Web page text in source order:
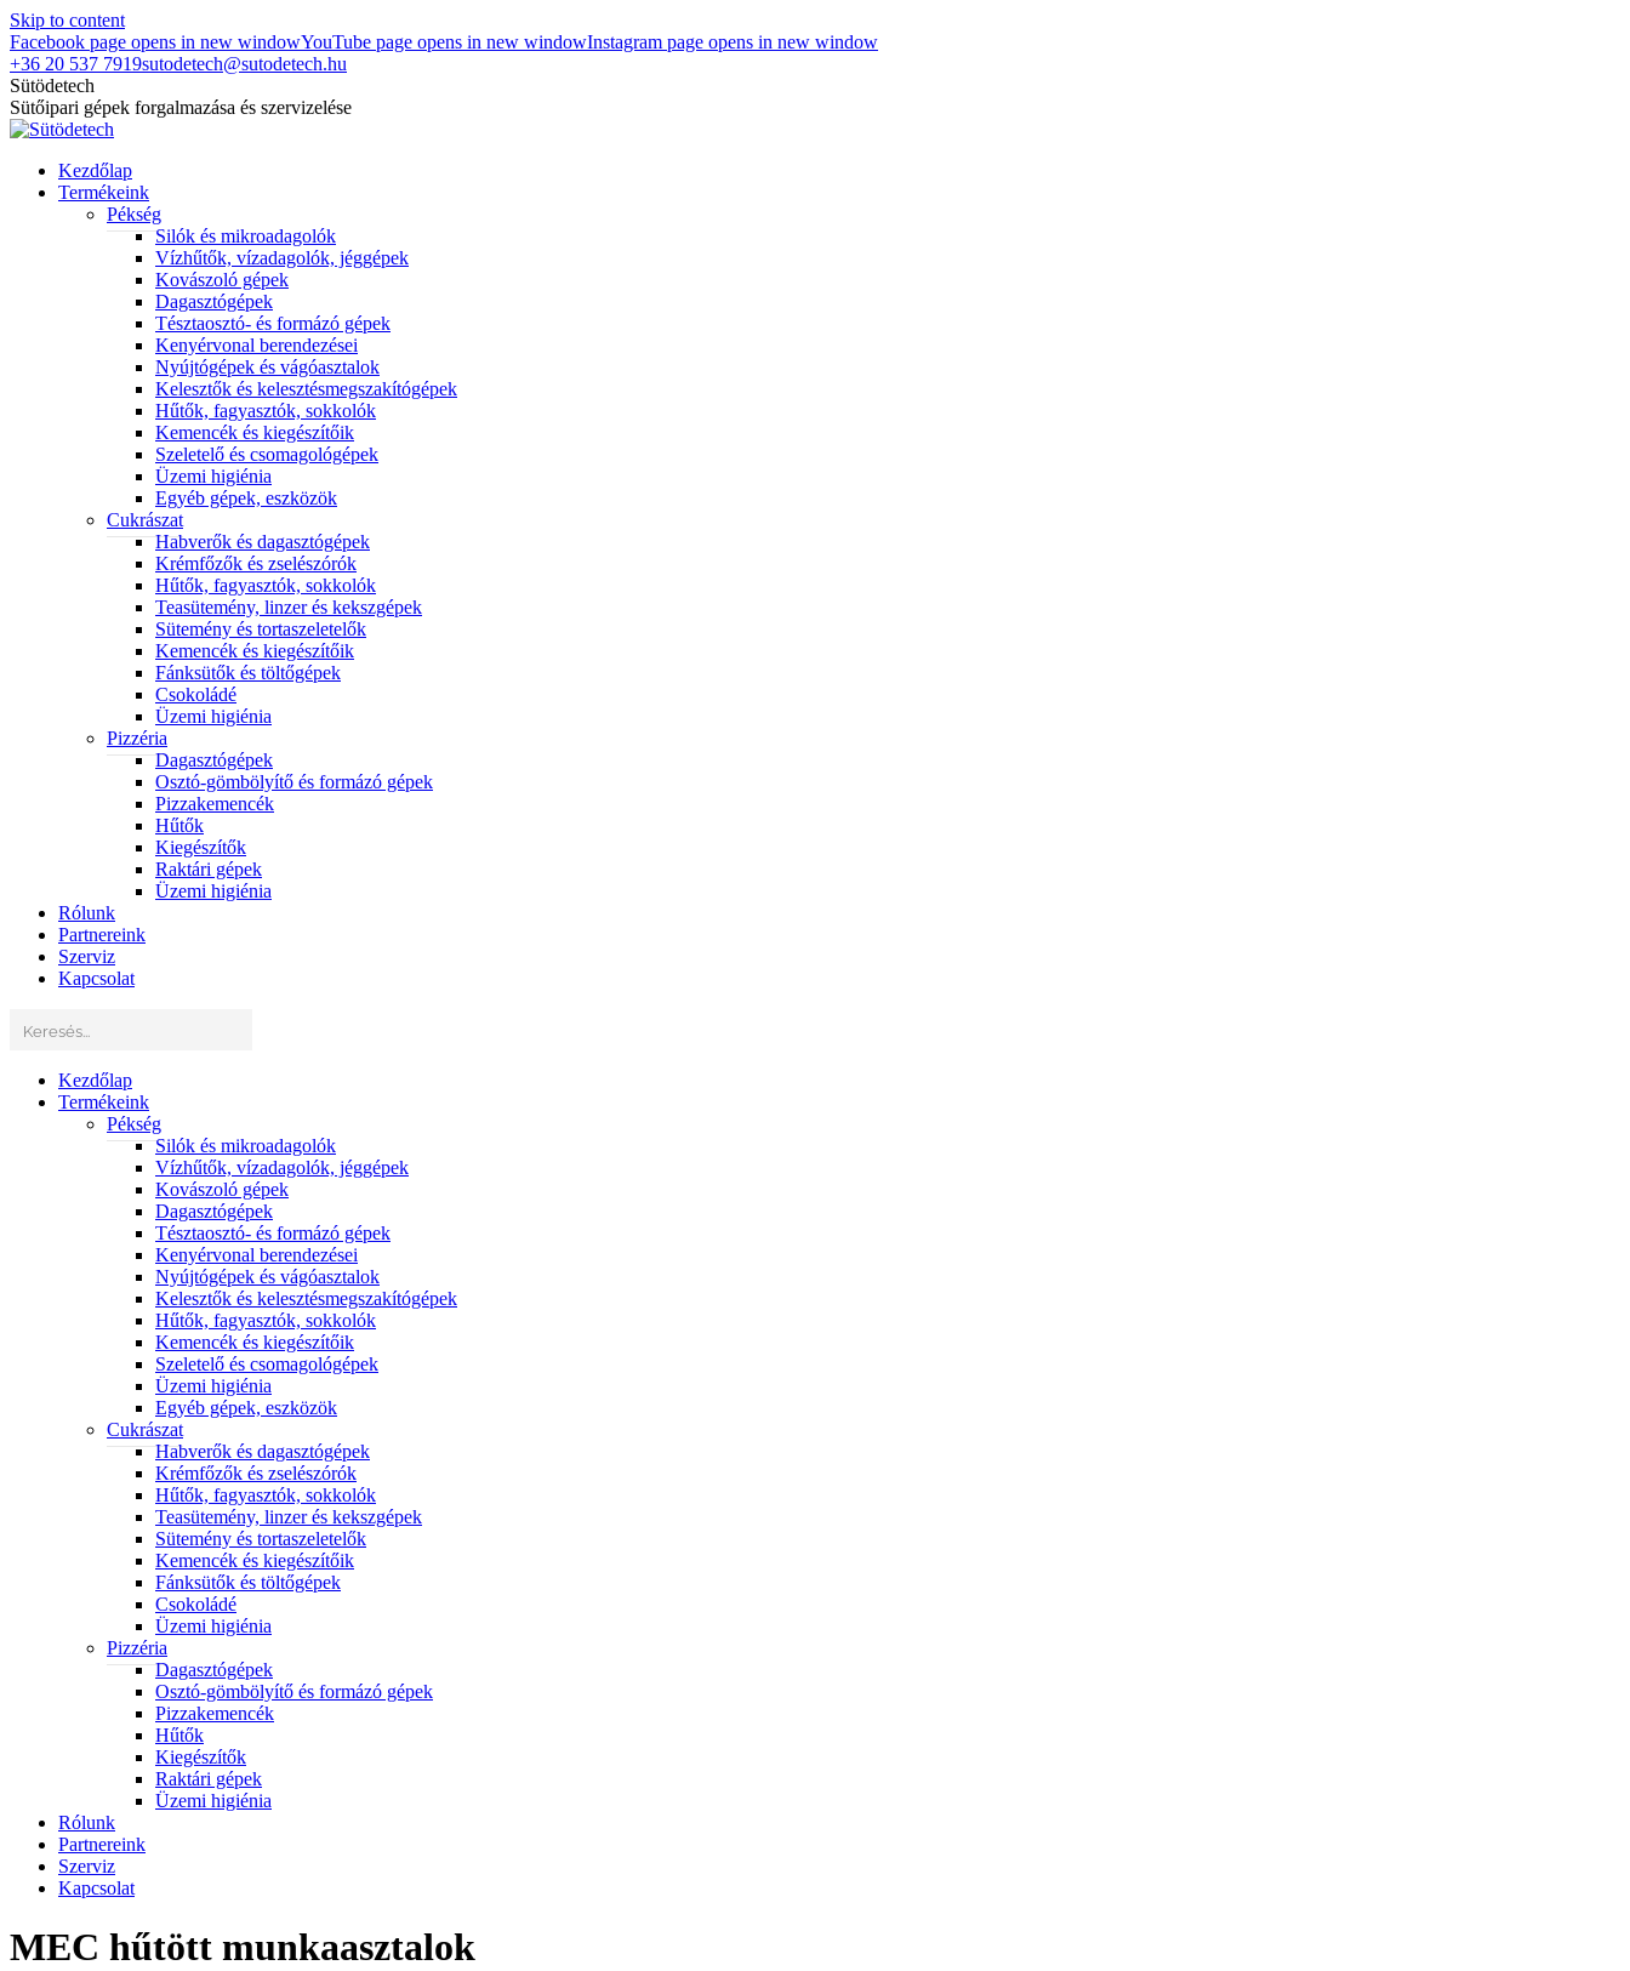
Skip to content
Facebook page opens in new windowYouTube page opens in new windowInstagram page opens in new window
+36 20 537 7919sutodetech@sutodetech.hu
Sütödetech
Sütőipari gépek forgalmazása és szervizelése
Kezdőlap
Termékeink
Pékség
Silók és mikroadagolók
Vízhűtők, vízadagolók, jéggépek
Kovászoló gépek
Dagasztógépek
Tésztaosztó- és formázó gépek
Kenyérvonal berendezései
Nyújtógépek és vágóasztalok
Kelesztők és kelesztésmegszakítógépek
Hűtők, fagyasztók, sokkolók
Kemencék és kiegészítőik
Szeletelő és csomagológépek
Üzemi higiénia
Egyéb gépek, eszközök
Cukrászat
Habverők és dagasztógépek
Krémfőzők és zselészórók
Hűtők, fagyasztók, sokkolók
Teasütemény, linzer és kekszgépek
Sütemény és tortaszeletelők
Kemencék és kiegészítőik
Fánksütők és töltőgépek
Csokoládé
Üzemi higiénia
Pizzéria
Dagasztógépek
Osztó-gömbölyítő és formázó gépek
Pizzakemencék
Hűtők
Kiegészítők
Raktári gépek
Üzemi higiénia
Rólunk
Partnereink
Szerviz
Kapcsolat
Kezdőlap
Termékeink
Pékség
Silók és mikroadagolók
Vízhűtők, vízadagolók, jéggépek
Kovászoló gépek
Dagasztógépek
Tésztaosztó- és formázó gépek
Kenyérvonal berendezései
Nyújtógépek és vágóasztalok
Kelesztők és kelesztésmegszakítógépek
Hűtők, fagyasztók, sokkolók
Kemencék és kiegészítőik
Szeletelő és csomagológépek
Üzemi higiénia
Egyéb gépek, eszközök
Cukrászat
Habverők és dagasztógépek
Krémfőzők és zselészórók
Hűtők, fagyasztók, sokkolók
Teasütemény, linzer és kekszgépek
Sütemény és tortaszeletelők
Kemencék és kiegészítőik
Fánksütők és töltőgépek
Csokoládé
Üzemi higiénia
Pizzéria
Dagasztógépek
Osztó-gömbölyítő és formázó gépek
Pizzakemencék
Hűtők
Kiegészítők
Raktári gépek
Üzemi higiénia
Rólunk
Partnereink
Szerviz
Kapcsolat
MEC hűtött munkaasztalok